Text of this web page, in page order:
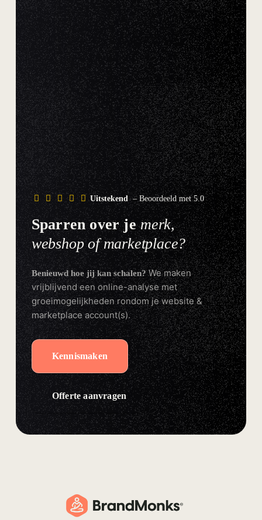
Uitstekend– Beoordeeld met 5.0
Sparren over jemerk,
webshop of marketplace?
Benieuwd hoe jij kan schalen?We maken
vrijblijvend een online-analyse met
groeimogelijkheden rondom je website &
marketplace account(s).
Kennismaken
Offerte aanvragen